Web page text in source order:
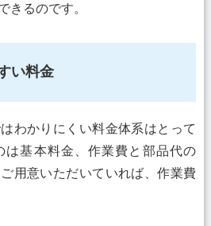
きるのです。
い料金
わかりにくい料金体系はとって
は基本料金、作業費と部品代の
用意いただいていれば、作業費